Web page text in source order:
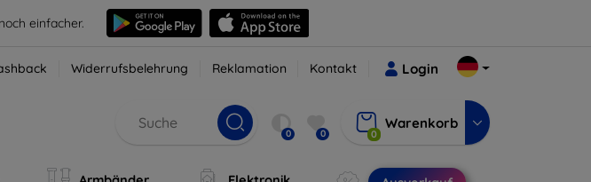
einfacher.
Widerrufsbelehrung Reklamation Kontakt Login
0 0 0
Warenkorb